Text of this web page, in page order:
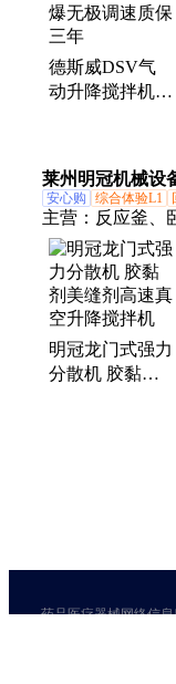
德斯威DSV气
动升降搅拌机
莱州明冠机械设
安心购 综合体验L1
主营： 反应釜、
机、捏合机
明冠龙门式强力
分散机 胶黏剂
药品医疗器械网络信